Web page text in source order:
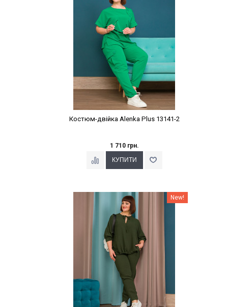
Костюм-двійка Alenka Plus 13141-2
1 710 грн.
Наклейки Варіант з % New!